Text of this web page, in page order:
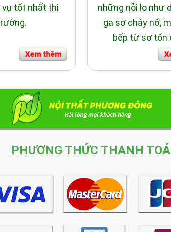
vụ tốt nhất thị
những nỗi lo như
ga sợ cháy nổ,
bếp từ sợ tốn
PHƯƠNG THỨC THANH